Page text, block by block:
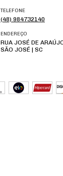
TELEFONE
(48) 984732140
ENDEREÇO
RUA JOSÉ DE
SÃO JOSÉ | SC